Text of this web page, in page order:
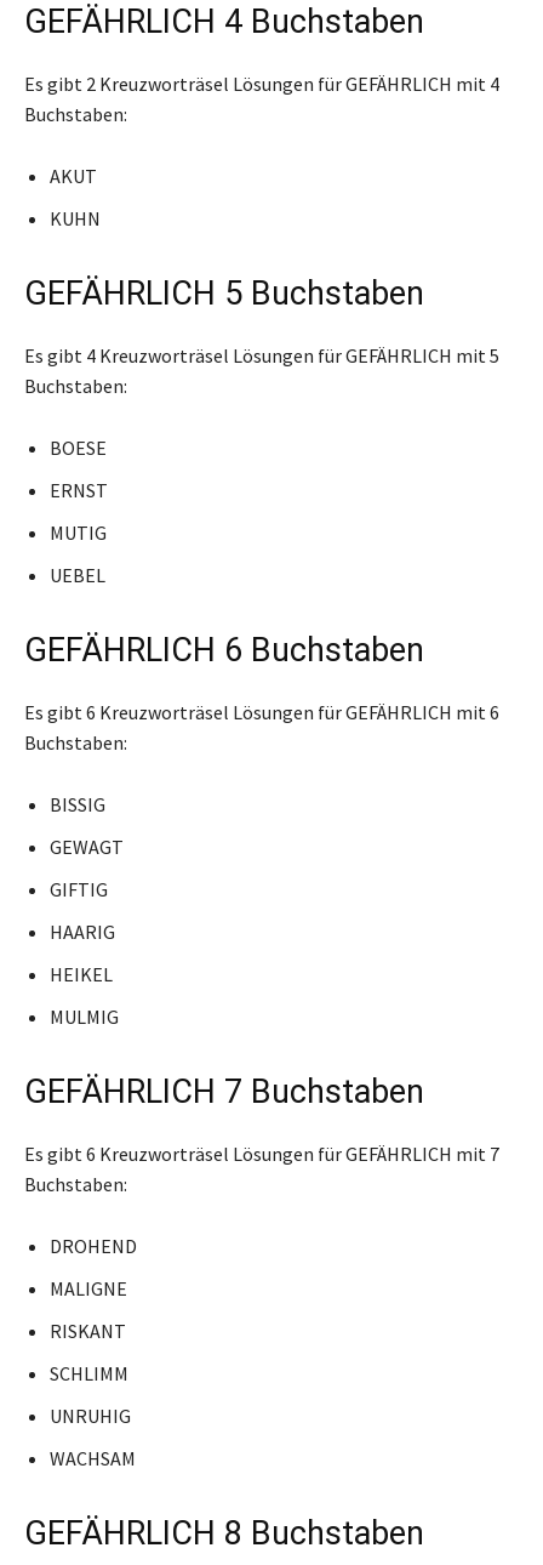
GEFÄHRLICH 4 Buchstaben
Es gibt 2 Kreuzworträsel Lösungen für GEFÄHRLICH mit 4
Buchstaben:
AKUT
KUHN
GEFÄHRLICH 5 Buchstaben
Es gibt 4 Kreuzworträsel Lösungen für GEFÄHRLICH mit 5
Buchstaben:
BOESE
ERNST
MUTIG
UEBEL
GEFÄHRLICH 6 Buchstaben
Es gibt 6 Kreuzworträsel Lösungen für GEFÄHRLICH mit 6
Buchstaben:
BISSIG
GEWAGT
GIFTIG
HAARIG
HEIKEL
MULMIG
GEFÄHRLICH 7 Buchstaben
Es gibt 6 Kreuzworträsel Lösungen für GEFÄHRLICH mit 7
Buchstaben:
DROHEND
MALIGNE
RISKANT
SCHLIMM
UNRUHIG
WACHSAM
GEFÄHRLICH 8 Buchstaben